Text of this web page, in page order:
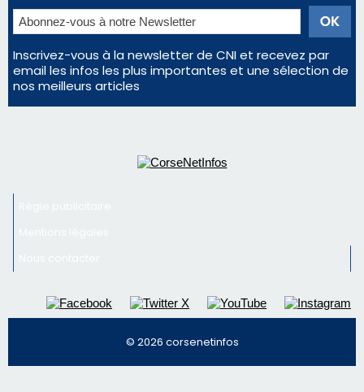
Inscrivez-vous à la newsletter de CNI et recevez par
email les infos les plus importantes et une sélection de
nos meilleurs articles
© 2026 corsenetinfos